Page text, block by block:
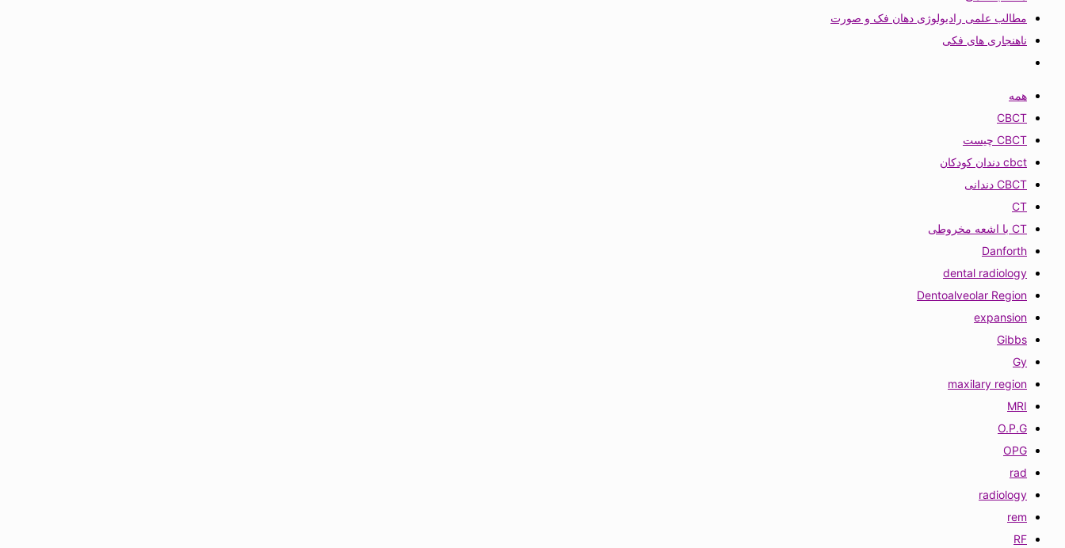
مطالب علمی رادیولوژی دهان فک و صورت
ناهنجاری های فکی
همه
CBCT
CBCT چیست
cbct دندان کودکان
CBCT دندانی
CT
CT با اشعه مخروطی
Danforth
dental radiology
Dentoalveolar Region
expansion
Gibbs
Gy
maxilary region
MRI
O.P.G
OPG
rad
radiology
rem
RF